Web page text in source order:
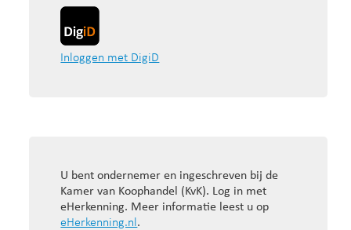
Inloggen met DigiD
U bent ondernemer en ingeschreven bij de
Kamer van Koophandel (KvK). Log in met
eHerkenning. Meer informatie leest u op
eHerkenning.nl .